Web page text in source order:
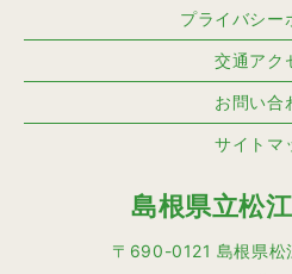
プライバシー
交通アク
お問い合
サイトマ
島根県立松
〒690-0121 島根県松